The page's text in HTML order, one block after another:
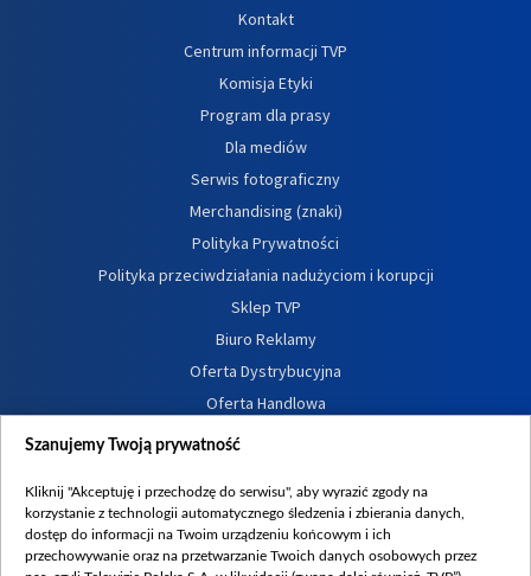
Kontakt
Centrum informacji TVP
Komisja Etyki
Program dla prasy
Dla mediów
Serwis fotograficzny
Merchandising (znaki)
Polityka Prywatności
Polityka przeciwdziałania nadużyciom i korupcji
Sklep TVP
Biuro Reklamy
Oferta Dystrybucyjna
Oferta Handlowa
Dostępność
Procedura zgłoszeń wewnętrznych
Szanujemy Twoją prywatność
Kliknij "Akceptuję i przechodzę do serwisu", aby wyrazić zgody na
korzystanie z technologii automatycznego śledzenia i zbierania danych,
dostęp do informacji na Twoim urządzeniu końcowym i ich
przechowywanie oraz na przetwarzanie Twoich danych osobowych przez